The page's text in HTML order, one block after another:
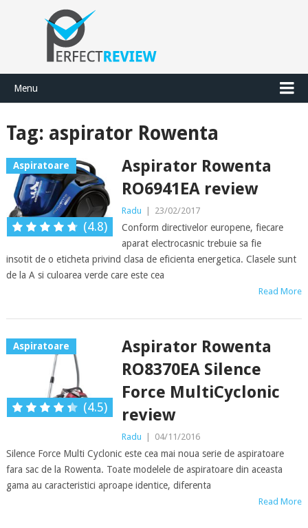
Menu
Tag: aspirator Rowenta
Aspiratoare
(4.8)
Aspirator Rowenta
RO6941EA review
Radu 23/02/2017
Conform directivelor europene, fiecare
aparat electrocasnic trebuie sa fie
insotit de o eticheta privind clasa de eficienta energetica. Clasele sunt
de la A si culoarea verde care este cea
Read More
Aspiratoare
(4.5)
Aspirator Rowenta
RO8370EA Silence
Force MultiCyclonic
review
Radu 04/11/2016
Silence Force Multi Cyclonic este cea mai noua serie de aspiratoare
fara sac de la Rowenta. Toate modelele de aspiratoare din aceasta
gama au caracteristici aproape identice, diferenta
Read More